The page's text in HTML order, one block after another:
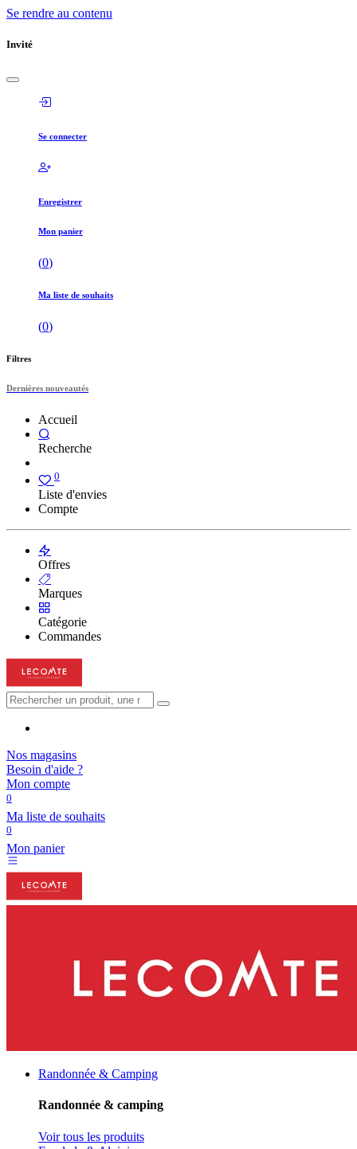
Se rendre au contenu
Invité
Se connecter
Enregistrer
Mon panier
(0)
Ma liste de souhaits
(0)
Filtres
Dernières nouveautés
Accueil
Recherche
0
Liste d'envies
Compte
Offres
Marques
Catégorie
Commandes
Nos magasins
Besoin d'aide ?
Mon compte
0
Ma liste de souhaits
0
Mon panier
Randonnée & Camping
Randonnée & camping
Voir tous les produits